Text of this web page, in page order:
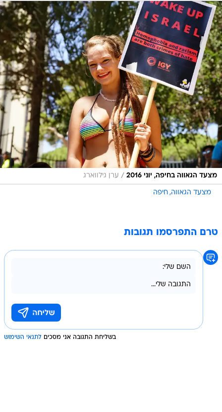
מצעד הגאווה בחיפה, יוני 2016 / ערן גילווארג
מצעד הגאווה חיפה
טרם התפרסמו תגובות
בשליחת התגובה אני מסכים לתנאי השימוש